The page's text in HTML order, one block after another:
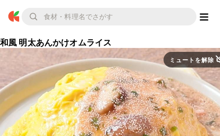
和風 明太あんかけオムライス
ミュートを解除